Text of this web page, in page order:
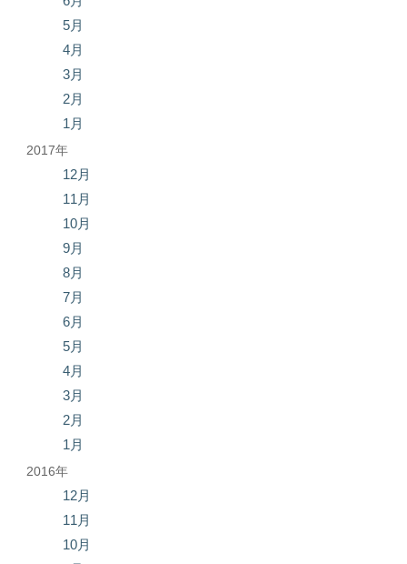
5月
4月
3月
2月
1月
2017年
12月
11月
10月
9月
8月
7月
6月
5月
4月
3月
2月
1月
2016年
12月
11月
10月